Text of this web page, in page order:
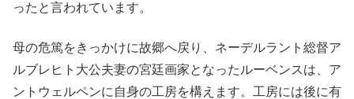
ったと言われています。
母の危篤をきっかけに故郷へ戻り、ネーデルラント総督ア
ルブレヒト大公夫妻の宮廷画家となったルーベンスは、ア
ントウェルペンに自身の工房を構えます。工房には後に有